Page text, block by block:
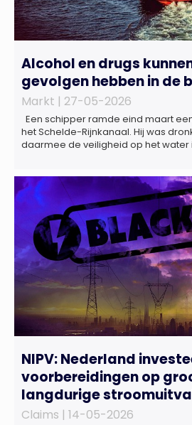
Alcohol en drugs
gevolgen hebben in de
Markt | 27-05-2026
Een schipper ramde eind maart
het Schelde-Rijnkanaal. Hij was
daarmee de veiligheid op het water
veiligheid op het water in gevaar
hebben voor de […]
NIPV: Nederland
voorbereidingen op
langdurige
Claims | 14-05-2026